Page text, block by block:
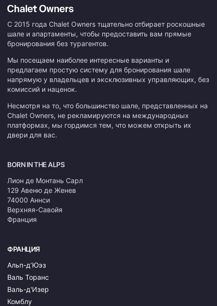
С 2015 года Chalet Owners тщательно отбирает роскошные
шале и апартаменты, чтобы предоставить вам прямые
бронирования без турагентов.
Мы посещаем наиболее интересные варианты и
предлагаем простую систему для бронирования шале
напрямую у владельцев и эксклюзивных управляющих, без
комиссий и наценок.
Несмотря на то, что большинство шале, представленных на
Chalet Owners, не рекламируются на международных
платформах, мы гордимся тем, что можем открыть их
двери для вас.
BORN IN THE ALPS
Лион де Монтань Сарл
129 Авеню де Женев
74000 Аннси
Верхняя-Савойя
Франция
ФРАНЦИЯ
Альп-д’Юэз
Валь Торанс
Валь-д'Изер
Комблу